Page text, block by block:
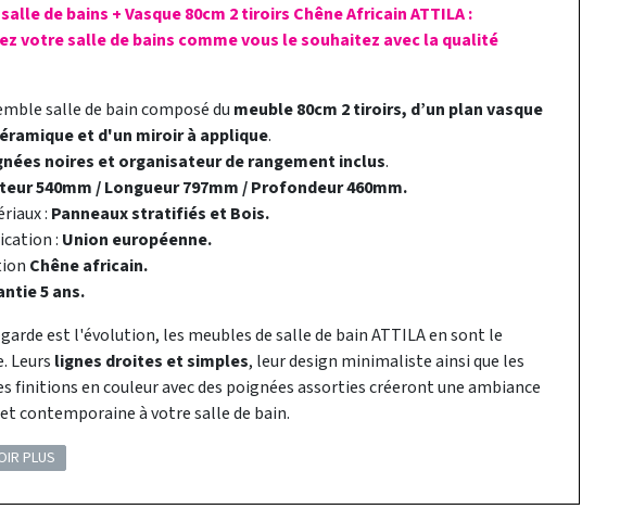
de bains + Vasque 80cm 2 tiroirs Chêne Africain ATTILA :
votre salle de bains comme vous le souhaitez avec la qualité
salle de bain composé du meuble 80cm 2 tiroirs, d’un plan vasque
et d'un miroir à applique.
noires et organisateur de rangement inclus.
540mm / Longueur 797mm / Profondeur 460mm.
: Panneaux stratifiés et Bois.
: Union européenne.
Chêne africain.
5 ans.
est l'évolution, les meubles de salle de bain ATTILA en sont le
Leurs lignes droites et simples, leur design minimaliste ainsi que les
finitions en couleur avec des poignées assorties créeront une ambiance
contemporaine à votre salle de bain.
PLUS